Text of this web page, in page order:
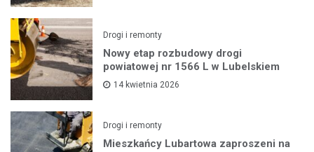
Drogi i remonty
Nowy etap rozbudowy drogi
powiatowej nr 1566 L w Lubelskiem
14 kwietnia 2026
Drogi i remonty
Mieszkańcy Lubartowa zaproszeni na